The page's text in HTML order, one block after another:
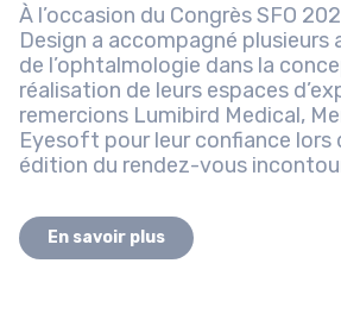
À l’occasion du Congrès SFO
Design a accompagné plusieurs
de l’ophtalmologie dans la
réalisation de leurs espaces
remercions Lumibird Medical,
Eyesoft pour leur confiance lors
édition du rendez-vous
En savoir plus